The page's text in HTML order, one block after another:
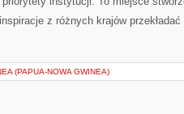
z różnych krajów
(PAPUA-NOWA GWINEA)